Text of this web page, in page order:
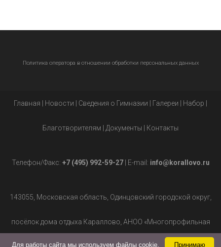
Политика оператора в отношении обработки персональных данных
Главная Новости Сведения о Гимназии Галереи Набор
Благотворителям Документы Контакты
Телефон/Факс: +7 (495) 992-59-27| E-mail: info@korallovo.ru
143055, Московская область, Одинцовский городской округ,
посёлок дома отдыха Караллово, АНОО «Многопрофильная
Принимаю
Для работы сайта мы используем файлы cookie.